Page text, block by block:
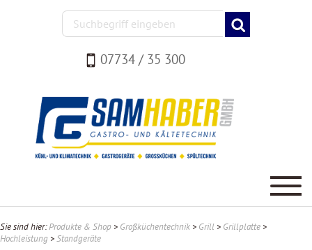
07734 / 35 300
Sie sind hier:Produkte & Shop > Großküchentechnik > Grill > Grillplatte >
Hochleistung >Standgeräte